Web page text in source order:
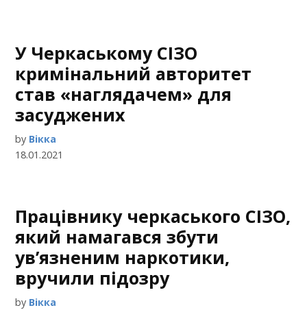
У Черкаському СІЗО
кримінальний авторитет
став «наглядачем» для
засуджених
by Вікка
18.01.2021
Працівнику черкаського СІЗО,
який намагався збути
ув’язненим наркотики,
вручили підозру
by Вікка